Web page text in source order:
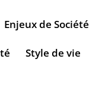
Enjeux de Société
Style de vie